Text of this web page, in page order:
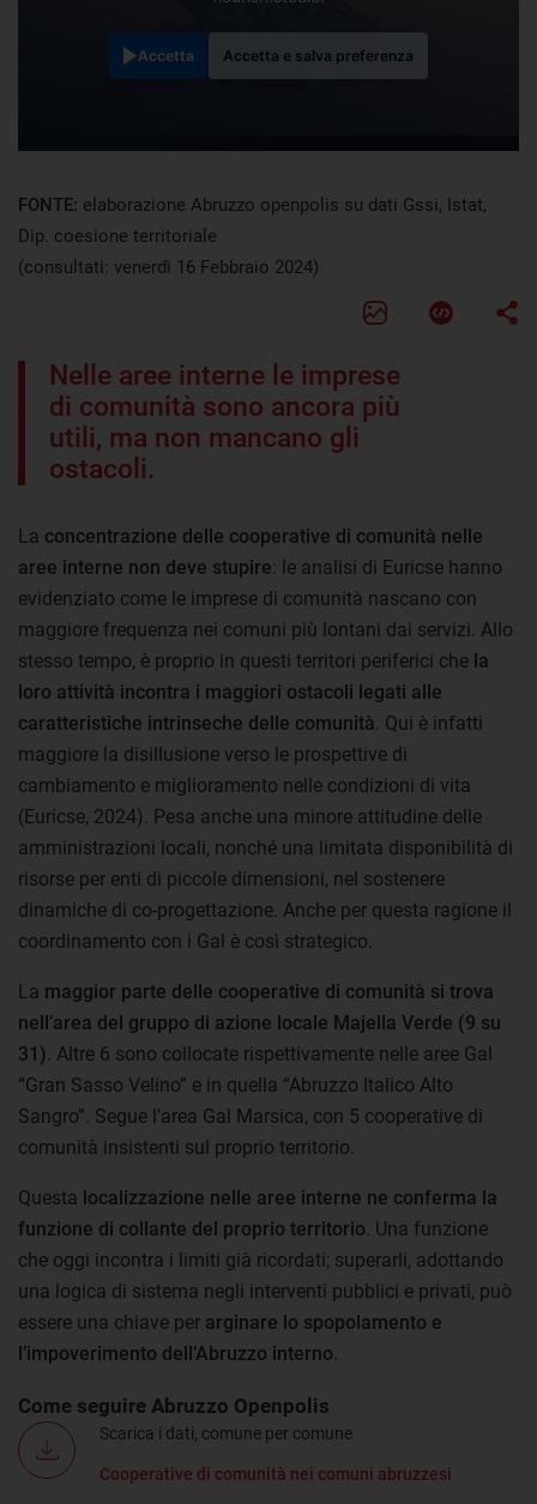
Accetta Accetta e salva preferenza
FONTE: elaborazione Abruzzo openpolis su dati Gssi, Istat,
Dip. coesione territoriale
(consultati: venerdì 16 Febbraio 2024)
Nelle aree interne le imprese
di comunità sono ancora più
utili, ma non mancano gli
ostacoli.
La concentrazione delle cooperative di comunità nelle
aree interne non deve stupire: le analisi di Euricse hanno
evidenziato come le imprese di comunità nascano con
maggiore frequenza nei comuni più lontani dai servizi. Allo
stesso tempo, è proprio in questi territori periferici che la
loro attività incontra i maggiori ostacoli legati alle
caratteristiche intrinseche delle comunità . Qui è infatti
maggiore la disillusione verso le prospettive di
cambiamento e miglioramento nelle condizioni di vita
(Euricse, 2024). Pesa anche una minore attitudine delle
amministrazioni locali, nonché una limitata disponibilità di
risorse per enti di piccole dimensioni, nel sostenere
dinamiche di co-progettazione. Anche per questa ragione il
coordinamento con i Gal è così strategico.
La maggior parte delle cooperative di comunità si trova
nell’area del gruppo di azione locale Majella Verde (9 su
31) . Altre 6 sono collocate rispettivamente nelle aree Gal
“Gran Sasso Velino” e in quella “Abruzzo Italico Alto
Sangro”. Segue l’area Gal Marsica, con 5 cooperative di
comunità insistenti sul proprio territorio.
Questa localizzazione nelle aree interne ne conferma la
funzione di collante del proprio territorio . Una funzione
che oggi incontra i limiti già ricordati; superarli, adottando
una logica di sistema negli interventi pubblici e privati, può
essere una chiave per arginare lo spopolamento e
l’impoverimento dell’Abruzzo interno
Come seguire Abruzzo Openpolis
Scarica i dati, comune per comune
Cooperative di comunità nei comuni abruzzesi